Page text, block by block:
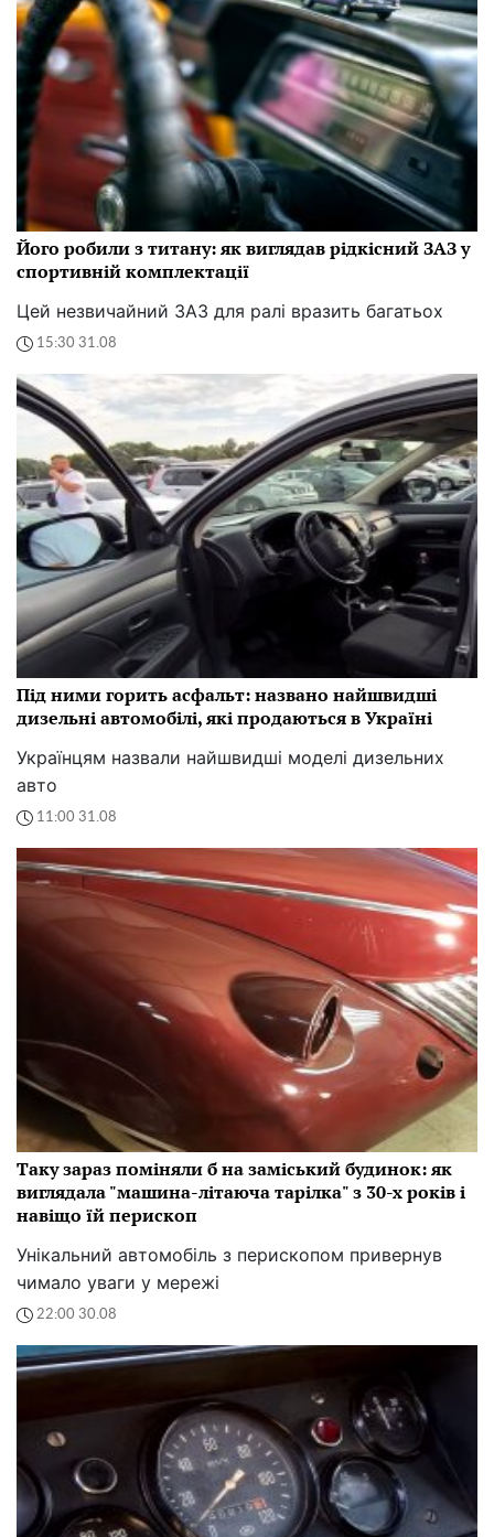
Його робили з титану: як виглядав рідкісний ЗАЗ у
спортивній комплектації
Цей незвичайний ЗАЗ для ралі вразить багатьох
15:30 31.08
Під ними горить асфальт: названо найшвидші
дизельні автомобілі, які продаються в Україні
Українцям назвали найшвидші моделі дизельних
авто
11:00 31.08
Таку зараз поміняли б на заміський будинок: як
виглядала "машина-літаюча тарілка" з 30-х років і
навіщо їй перископ
Унікальний автомобіль з перископом привернув
чимало уваги у мережі
22:00 30.08